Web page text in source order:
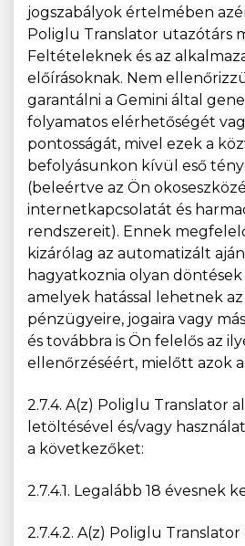
jogszabályok értelmében
Poliglu Translator utazótárs
Feltételeknek és az
előírásoknak. Nem
garantálni a Gemini által
folyamatos elérhetőségét
pontosságát, mivel ezek a
befolyásunkon kívül eső
(beleértve az Ön
internetkapcsolatát és
rendszereit). Ennek
kizárólag az automatizált
hagyatkoznia olyan
amelyek hatással lehetnek
pénzügyeire, jogaira vagy
és továbbra is Ön felelős az
ellenőrzéséért, mielőtt azok
2.7.4. A(z) Poliglu Translator
letöltésével és/vagy
a következőket:
2.7.4.1. Legalább 18 évesnek
2.7.4.2. A(z) Poliglu